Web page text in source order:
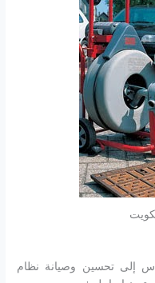
إلى تحسين وصيانة نظام